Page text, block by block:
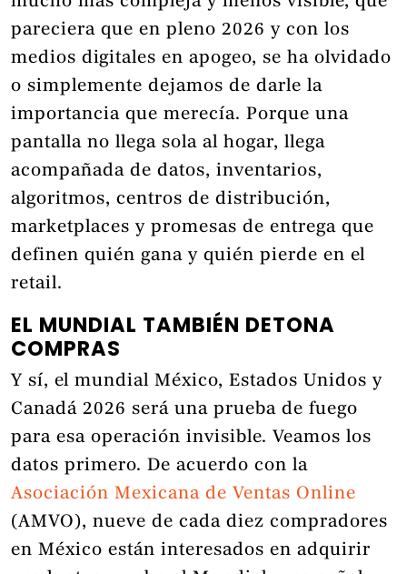
pareciera que en pleno 2026 y con los
medios digitales en apogeo, se ha olvidado
o simplemente dejamos de darle la
importancia que merecía. Porque una
pantalla no llega sola al hogar, llega
acompañada de datos, inventarios,
algoritmos, centros de distribución,
marketplaces y promesas de entrega que
definen quién gana y quién pierde en el
retail.
EL MUNDIAL TAMBIÉN DETONA
COMPRAS
Y sí, el mundial México, Estados Unidos y
Canadá 2026 será una prueba de fuego
para esa operación invisible. Veamos los
datos primero. De acuerdo con la
Asociación Mexicana de Ventas Online
(AMVO), nueve de cada diez compradores
en México están interesados en adquirir